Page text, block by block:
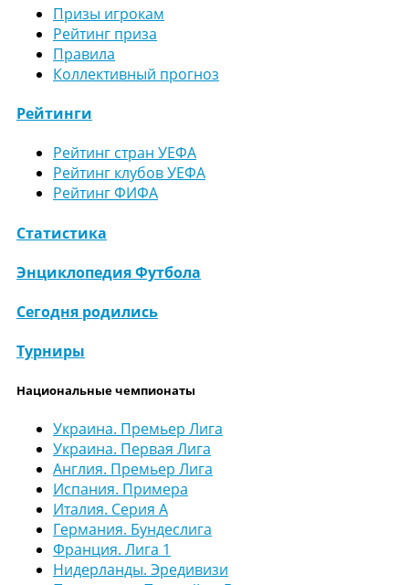
Призы игрокам
Рейтинг приза
Правила
Коллективный прогноз
Рейтинги
Рейтинг стран УЕФА
Рейтинг клубов УЕФА
Рейтинг ФИФА
Статистика
Энциклопедия Футбола
Сегодня родились
Турниры
Национальные чемпионаты
Украина. Премьер Лига
Украина. Первая Лига
Англия. Премьер Лига
Испания. Примера
Италия. Серия А
Германия. Бундеслига
Франция. Лига 1
Нидерланды. Эредивизи